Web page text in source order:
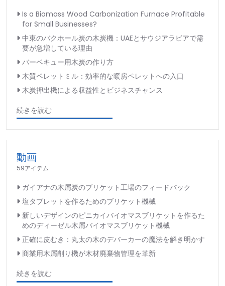
Is a Biomass Wood Carbonization Furnace Profitable
for Small Businesses?
中東のバクホール炭の木炭機：UAEとサウジアラビアで需
要が急増している理由
バーベキュー用木炭の作り方
木質ペレットミル：効率的な暖房ペレットへの入口
木炭押出機による収益性とビジネスチャンス
続きを読む
動画
59アイテム
ガイアナの木屑炭のブリケット工場のフィードバック
塩タブレットを作るためのブリケット機械
新しいデザインのピニカイバイオマスブリケットを作るた
めのディーゼル木屑バイオマスブリケット機械
正確に皮むき：丸太の木のデバーカーの魔法を解き明かす
商業用木屑削り機が木材廃棄物管理を革新
続きを読む